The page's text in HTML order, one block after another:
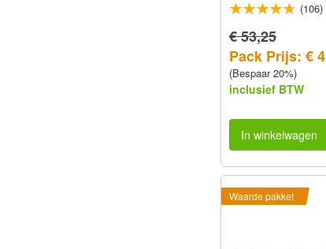
(106)
€ 53,25
Pack Prijs: €
(Bespaar 20%)
inclusief BTW
In winkelwagen
Waarde pakket